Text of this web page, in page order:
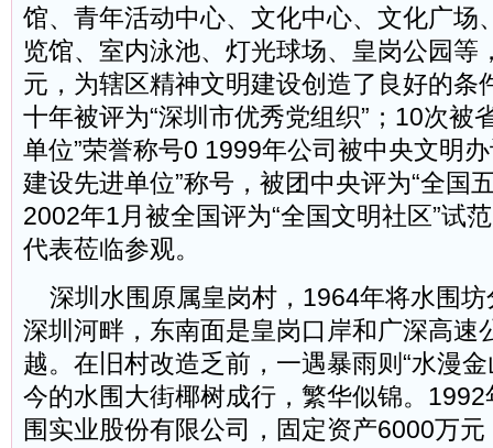
馆、青年活动中心、文化中心、文化广场
览馆、室内泳池、灯光球场、皇岗公园等
元，为辖区精神文明建设创造了良好的条
十年被评为“深圳市优秀党组织”；10次被
单位”荣誉称号0 1999年公司被中央文明
建设先进单位”称号，被团中央评为“全国
2002年1月被全国评为“全国文明社区”试
代表莅临参观。
深圳水围原属皇岗村，1964年将水围坊
深圳河畔，东南面是皇岗口岸和广深高速
越。在旧村改造乏前，一遇暴雨则“水漫
今的水围大街椰树成行，繁华似锦。
围实业股份有限公司，固定资产6000万